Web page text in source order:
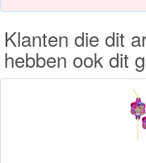
Paw
Patrol
Klanten die dit
hebben ook dit